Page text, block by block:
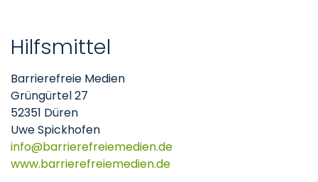
Hilfsmittel
Barrierefreie Medien
Grüngürtel 27
52351 Düren
Uwe Spickhofen
info
barrierefreiemediende
www.barrierefreiemedien.de